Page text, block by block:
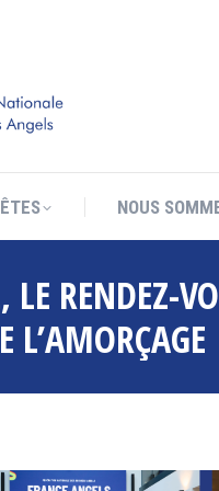
NOUS
RENDEZ-